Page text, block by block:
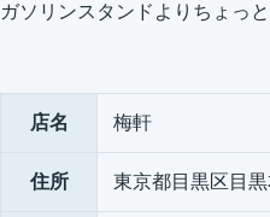
ガソリンスタンドよりちょっ
店名 梅軒
住所 東京都目黒区目